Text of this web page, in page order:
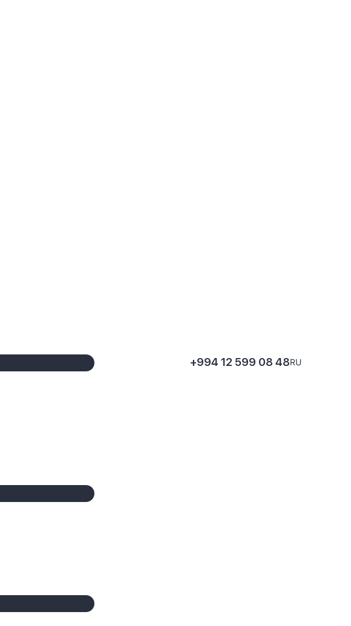
+994 12 599 08 48RU